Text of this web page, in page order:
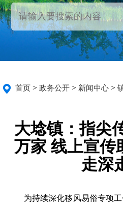
首页 > 政务公开 > 新闻中心 >
大埝镇：指尖
万家 线上宣传
走深
为持续深化移风易俗专项